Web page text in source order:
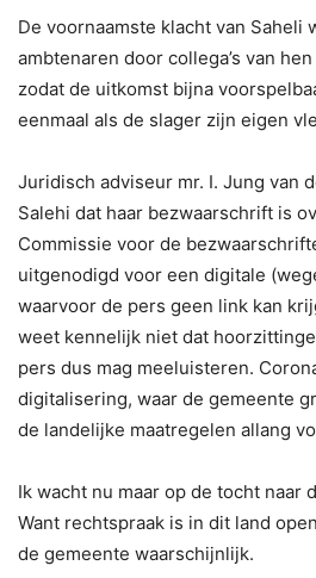
De voornaamste klacht van Saheli
ambtenaren door collega’s van
zodat de uitkomst bijna
eenmaal als de slager zijn eigen
Juridisch adviseur mr. I. Jung van
Salehi dat haar bezwaarschrift is
Commissie voor de
uitgenodigd voor een digitale
waarvoor de pers geen link kan
weet kennelijk niet dat
pers dus mag meeluisteren.
digitalisering, waar de gemeente
de landelijke maatregelen allang
Ik wacht nu maar op de tocht naar
Want rechtspraak is in dit land
de gemeente waarschijnlijk.